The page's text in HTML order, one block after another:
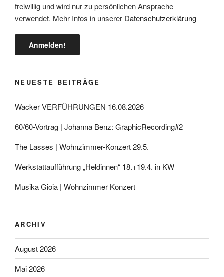
freiwillig und wird nur zu persönlichen Ansprache
verwendet. Mehr Infos in unserer Datenschutzerklärung
NEUESTE BEITRÄGE
Wacker VERFÜHRUNGEN 16.08.2026
60/60-Vortrag | Johanna Benz: GraphicRecording#2
The Lasses | Wohnzimmer-Konzert 29.5.
Werkstattaufführung „Heldinnen“ 18.+19.4. in KW
Musika Gioia | Wohnzimmer Konzert
ARCHIV
August 2026
Mai 2026